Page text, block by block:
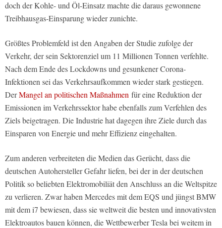
doch der Kohle- und Öl-Einsatz machte die daraus gewonnene
Treibhausgas-Einsparung wieder zunichte.
Größtes Problemfeld ist den Angaben der Studie zufolge der
Verkehr, der sein Sektorenziel um 11 Millionen Tonnen verfehlte.
Nach dem Ende des Lockdowns und gesunkener Corona-
Infektionen sei das Verkehrsaufkommen wieder stark gestiegen.
DerMangel an politischen Maßnahmen für eine Reduktion der
Emissionen im Verkehrssektor habe ebenfalls zum Verfehlen des
Ziels beigetragen. Die Industrie hat dagegen ihre Ziele durch das
Einsparen von Energie und mehr Effizienz eingehalten.
Zum anderen verbreiteten die Medien das Gerücht, dass die
deutschen Autohersteller Gefahr liefen, bei der in der deutschen
Politik so beliebten Elektromobiliät den Anschluss an die Weltspitze
zu verlieren. Zwar haben Mercedes mit dem EQS und jüngst BMW
mit dem i7 bewiesen, dass sie weltweit die besten und innovativsten
Elektroautos bauen können, die Wettbewerber Tesla bei weitem in